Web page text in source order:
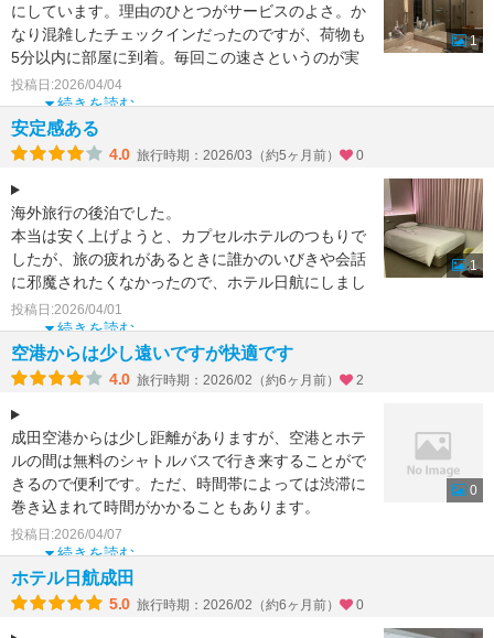
にしています。理由のひとつがサービスのよさ。か
なり混雑したチェックインだったのですが、荷物も
5分以内に部屋に到着。毎回この速さというのが実
にいい。客室はカ
続きを読む
投稿日:2026/04/04
1
安定感ある
4.0 旅行時期：2026/03（約5ヶ月前） 0
海外旅行の後泊でした。
本当は安く上げようと、カプセルホテルのつもりで
したが、旅の疲れがあるときに誰かのいびきや会話
に邪魔されたくなかったので、ホテル日航にしまし
た。
バスの送迎もあるし、接客も良
続きを読む
投稿日:2026/04/01
1
空港からは少し遠いですが快適です
4.0 旅行時期：2026/02（約6ヶ月前） 2
成田空港からは少し距離がありますが、空港とホテ
ルの間は無料のシャトルバスで行き来することがで
きるので便利です。ただ、時間帯によっては渋滞に
巻き込まれて時間がかかることもあります。
ホテルの中にコンビ
続きを読む
投稿日:2026/04/07
0
ホテル日航成田
5.0 旅行時期：2026/02（約6ヶ月前） 0